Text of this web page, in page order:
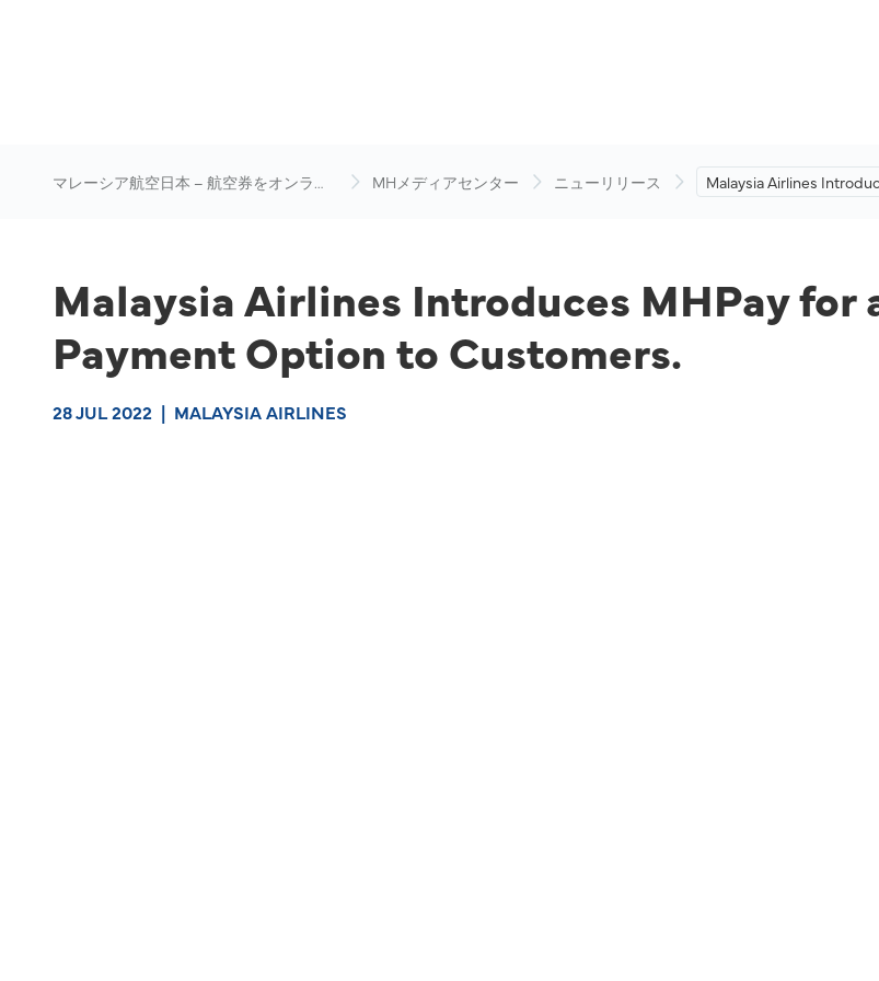
マレーシア航空日本 – 航空券をオンライ
MHメディアセンター ニューリリース
Malaysia Airlines
Malaysia Airlines Introduces MHPay for
Payment Option to Customers.
28 JUL 2022 | MALAYSIA AIRLINES